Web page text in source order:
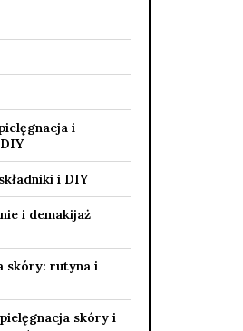
i
i DIY
i demakijaż
skóry: rutyna i
skóry i